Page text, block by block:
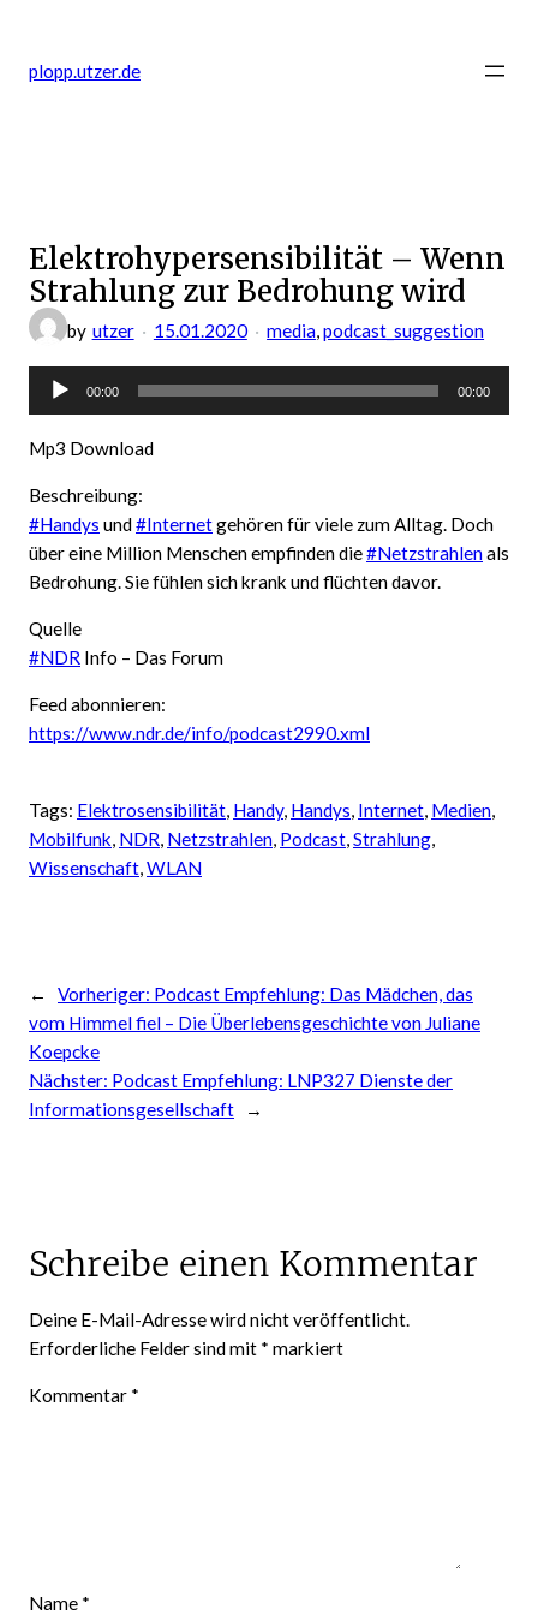
springen
plopp.utzer.de
Elektrohypersensibilität – Wenn
Strahlung zur Bedrohung wird
by utzer 15.01.2020 media, podcast_suggestion
Audio-
00:00 00:00
Mp3 Download
Beschreibung:
#Handys und#Internetgehören für viele zum Alltag. Doch
über eine Million Menschen empfinden die#Netzstrahlenals
Bedrohung. Sie fühlen sich krank und flüchten davor.
Quelle
#NDR Info – Das Forum
Feed abonnieren:
https://www.ndr.de/info/podcast2990.xml
Tags: Elektrosensibilität, Handy, Handys, Internet, Medien
Mobilfunk, NDR, Netzstrahlen, Podcast, Strahlung
Wissenschaft, WLAN
← Vorheriger: Podcast Empfehlung: Das Mädchen, das
vom Himmel fiel – Die Überlebensgeschichte von Juliane
Koepcke
Nächster: Podcast Empfehlung: LNP327 Dienste der
Informationsgesellschaft
→
Schreibe einen Kommentar
Deine E-Mail-Adresse wird nicht veröffentlicht.
Erforderliche Felder sind mit * markiert
Kommentar *
Name *